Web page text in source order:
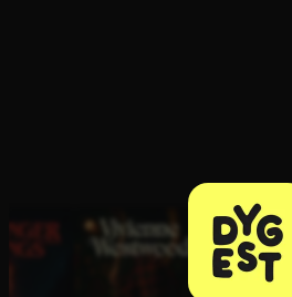
Ouvre l'app Appareil photo,